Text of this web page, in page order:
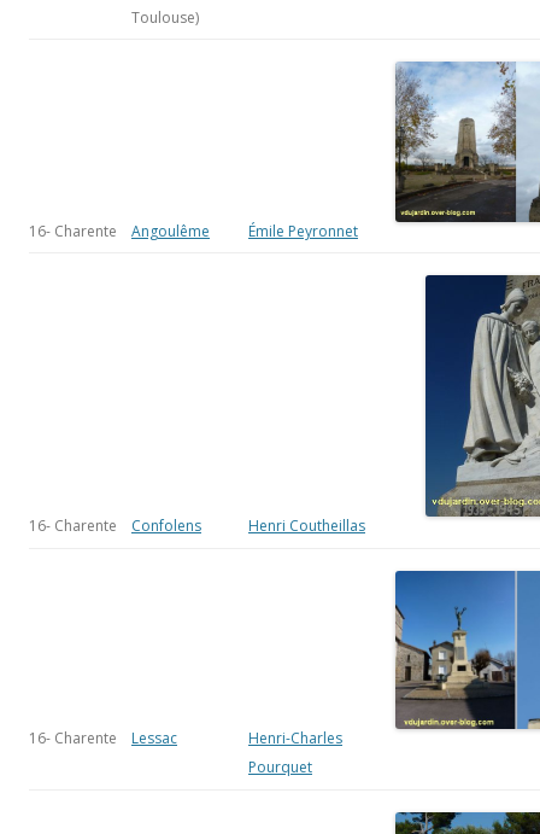
Toulouse)
16- Charente Angoulême Émile Peyronnet
16- Charente Confolens Henri Coutheillas
16- Charente Lessac
Henri-Charles
Pourquet